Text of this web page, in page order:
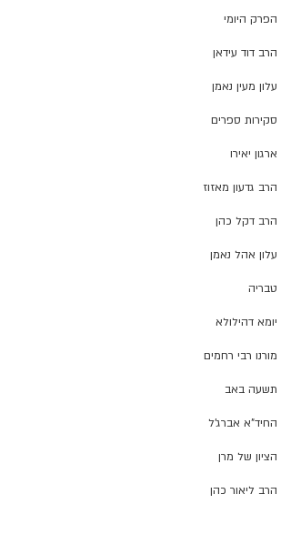
הפרק היומי
הרב דוד עידאן
עלון מעין נאמן
סקירות ספרים
ארגון יאירו
הרב גדעון מאזוז
הרב דקל כהן
עלון אהל נאמן
טבריה
יומא דהילולא
מורנו רבי רחמים
תשעה באב
החיד"א אברג'ל
הציון של מרן
הרב ליאור כהן